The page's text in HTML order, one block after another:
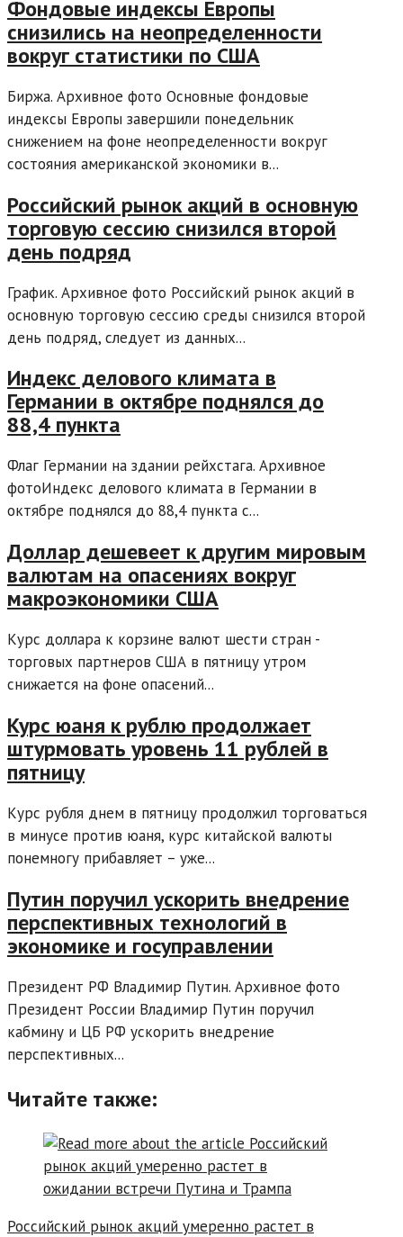
Фондовые индексы Европы
снизились на неопределенности
вокруг статистики по США
Биржа. Архивное фото Основные фондовые
индексы Европы завершили понедельник
снижением на фоне неопределенности вокруг
состояния американской экономики в...
Российский рынок акций в основную
торговую сессию снизился второй
день подряд
График. Архивное фото Российский рынок акций в
основную торговую сессию среды снизился второй
день подряд, следует из данных...
Индекс делового климата в
Германии в октябре поднялся до
88,4 пункта
Флаг Германии на здании рейхстага. Архивное
фотоИндекс делового климата в Германии в
октябре поднялся до 88,4 пункта с...
Доллар дешевеет к другим мировым
валютам на опасениях вокруг
макроэкономики США
Курс доллара к корзине валют шести стран -
торговых партнеров США в пятницу утром
снижается на фоне опасений...
Курс юаня к рублю продолжает
штурмовать уровень 11 рублей в
пятницу
Курс рубля днем в пятницу продолжил торговаться
в минусе против юаня, курс китайской валюты
понемногу прибавляет – уже...
Путин поручил ускорить внедрение
перспективных технологий в
экономике и госуправлении
Президент РФ Владимир Путин. Архивное фото
Президент России Владимир Путин поручил
кабмину и ЦБ РФ ускорить внедрение
перспективных...
Читайте также:
Российский рынок акций умеренно растет в